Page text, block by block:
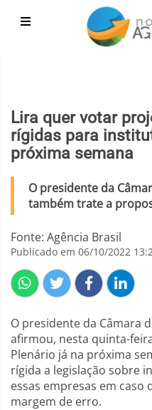
Lira quer votar
rígidas para
próxima semana
O presidente da
também trate a
Fonte: Agência Brasil
Publicado em 06/10/2022
O presidente da Câmara
afirmou, nesta quinta-
Plenário já na próxima
rígida a legislação sobre
essas empresas em
margem de erro.